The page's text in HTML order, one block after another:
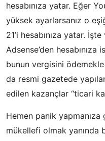
hesabınıza yatar. Eğer
yüksek ayarlarsanız o
21’i hesabınıza yatar.
Adsense’den
bunun vergisini
da resmi gazetede
edilen kazançlar “ticari
Hemen panik
mükellefi olmak yanında